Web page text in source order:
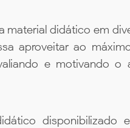
material didático em
aproveitar ao
e motivando o
disponibilizado